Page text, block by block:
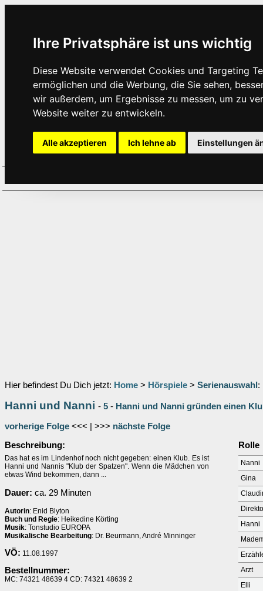
Ihre Privatsphäre ist uns wichtig
Diese Website verwendet Cookies und Targeting
ermöglichen und die Werbung, die Sie sehen,
wir außerdem, um Ergebnisse zu messen, um zu
Website weiter zu entwickeln.
Alle akzeptieren Ich lehne ab Einstellungen
Hier befindest Du Dich jetzt: Home > Hörspiele > Serienauswahl :
Hanni und Nanni - 5 - Hanni und Nanni gründen einen
vorherige Folge <<< | >>> nächste Folge
Beschreibung:
Das hat es im Lindenhof noch nicht gegeben: einen Klub. Es ist
Hanni und Nannis "Klub der Spatzen". Wenn die Mädchen von
etwas Wind bekommen, dann ...
Dauer: ca. 29 Minuten
Autorin: Enid Blyton
Buch und Regie: Heikedine Körting
Musik: Tonstudio EUROPA
Musikalische Bearbeitung: Dr. Beurmann, André Minninger
VÖ: 11.08.1997
Bestellnummer:
MC: 74321 48639 4 CD: 74321 48639 2
Rolle
Nanni
Gina
Hanni
Arzt
Elli